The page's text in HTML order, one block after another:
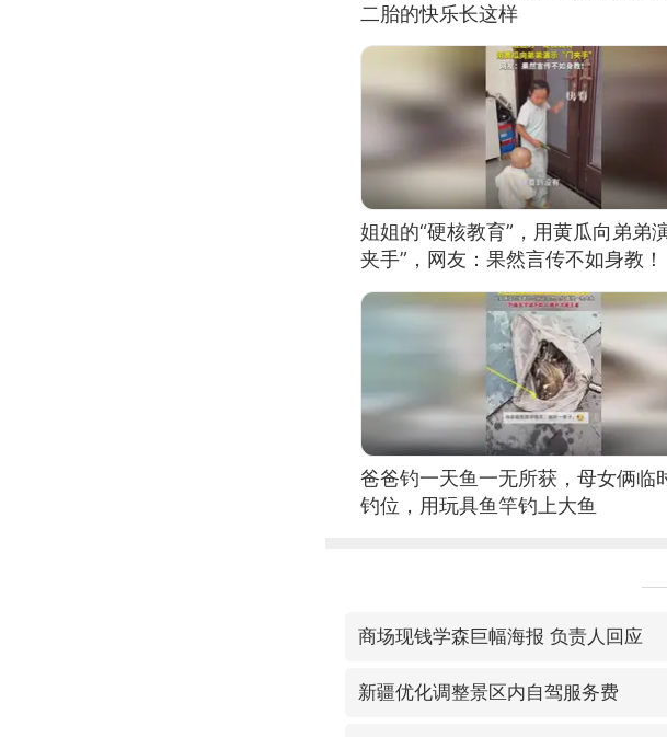
二胎的快乐长这样
姐姐的“硬核教育”，用黄瓜向弟弟
夹手”，网友：果然言传不如身教！
爸爸钓一天鱼一无所获，母女俩临
钓位，用玩具鱼竿钓上大鱼
商场现钱学森巨幅海报 负责人回应
新疆优化调整景区内自驾服务费